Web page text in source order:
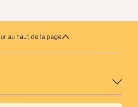
au haut de la page